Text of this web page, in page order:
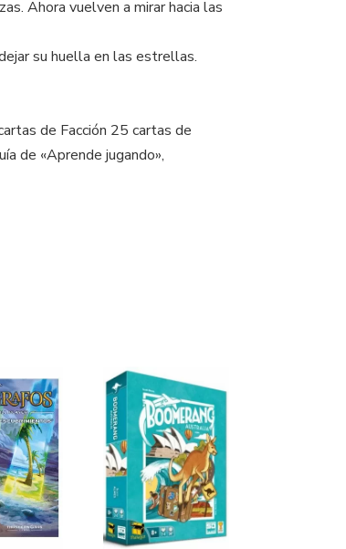
Ahora vuelven a mirar hacia las
su huella en las estrellas.
de Facción 25 cartas de
de «Aprende jugando»,